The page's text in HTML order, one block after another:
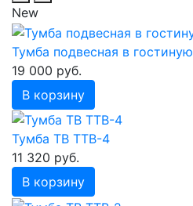
New
Тумба подвесная в гостиную
19 000 руб.
В корзину
Тумба ТВ ТТВ-4
11 320 руб.
В корзину